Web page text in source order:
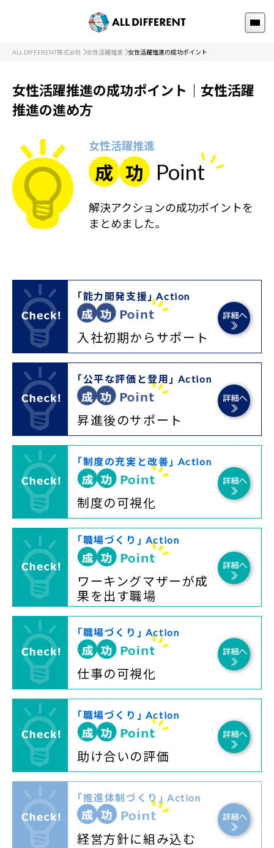
ALL DIFFERENT株式会社 女性活躍推進 女性活躍推進の成功ポイント
女性活躍推進の成功ポイント｜女性活躍
推進の進め方
女性活躍推進
成 功 Point
解決アクションの成功ポイントを
まとめました。
｢能力開発支援｣ Action
入社初期からサポート
｢公平な評価と登用｣ Action
昇進後のサポート
｢制度の充実と改善｣ Action
制度の可視化
｢職場づくり｣ Action
ワーキングマザーが成
果を出す職場
｢職場づくり｣ Action
仕事の可視化
｢職場づくり｣ Action
助け合いの評価
｢推進体制づくり｣ Action
経営方針に組み込む